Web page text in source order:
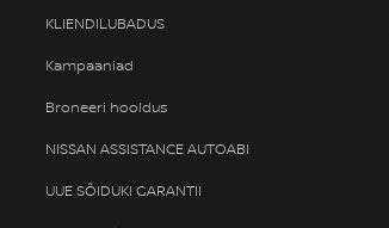
KLIENDILUBADUS
Kampaaniad
Broneeri hooldus
NISSAN ASSISTANCE AUTOABI
UUE SÕIDUKI GARANTII